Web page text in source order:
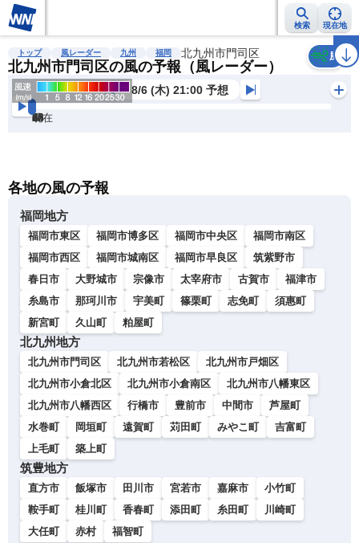
検索 現在地
雨雲レーダー 台風情報 地震情報 警報・注意報 2週間天気 ラ
トップ 風レーダー 九州 福岡 北九州市門司区
北九州市門司区の風の予報（風レーダー）
風
8/6 (木) 21:00 予想
現在
6h
12
24
36
48
60
72
各地の風の予報
福岡地方
福岡市東区 福岡市博多区 福岡市中央区
福岡市南区
福岡市西区
福岡市城南区 福岡市早良区
筑紫野市
春日市
大野城市 宗像市 太宰府市 古賀市
福津市
糸島市
那珂川市 宇美町 篠栗町 志免町
須惠町
新宮町
久山町 粕屋町
北九州地方
北九州市門司区 北九州市若松区
北九州市戸畑区
北九州市小倉北区
北九州市小倉南区
北九州市八幡東区
北九州市八幡西区
行橋市 豊前市 中間市
芦屋町
水巻町
岡垣町 遠賀町 苅田町 みやこ町
吉富町
上毛町
築上町
筑豊地方
直方市 飯塚市 田川市 宮若市 嘉麻市
小竹町
鞍手町
桂川町 香春町 添田町 糸田町
川崎町
大任町
赤村 福智町